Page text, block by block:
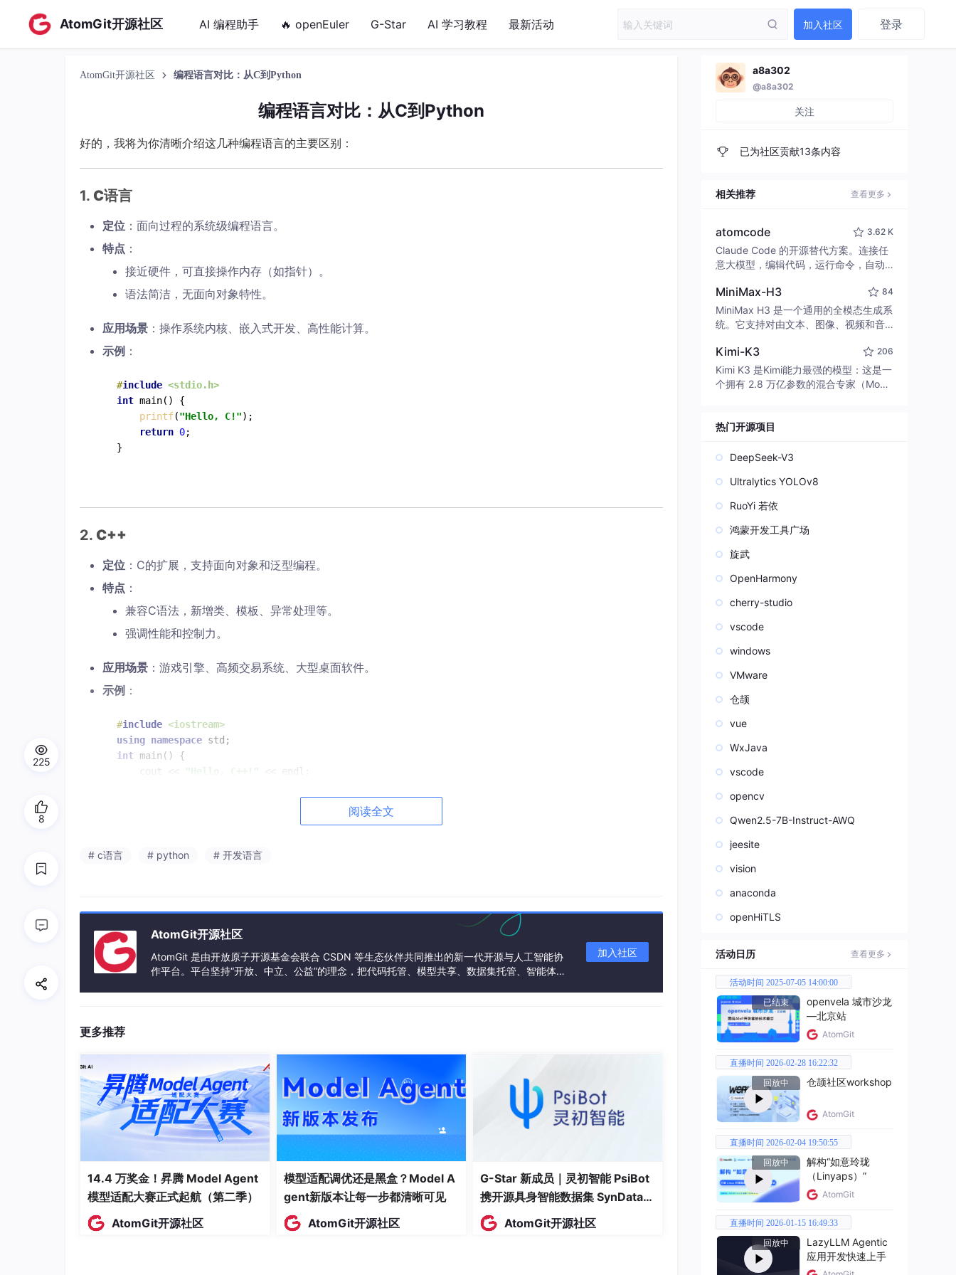
AtomGit开源社区 AI 编程助手 🔥 openEuler G-Star AI 学习教程 最新活动 加入社区 登录
AtomGit开源社区 编程语言对比：从C到Python
编程语言对比：从C到Python
好的，我将为你清晰介绍这几种编程语言的主要区别：
1. C语言
定位 ：面向过程的系统级编程语言。
特点 ：
接近硬件，可直接操作内存（如指针）。
语法简洁，无面向对象特性。
应用场景 ：操作系统内核、嵌入式开发、高性能计算。
示例 ：
#include <stdio.h>
int main()
{
printf("Hello, C!");
return 0;
2. C++
定位 ：C的扩展，支持面向对象和泛型编程。
特点 ：
兼容C语法，新增类、模板、异常处理等。
强调性能和控制力。
应用场景 ：游戏引擎、高频交易系统、大型桌面软件。
示例 ：
#include <iostream>
using namespace
int
main ()
{
    cout <<
"Hello, C++!"
<< endl;
特点：
运行在.NET框架上，支持垃圾回收。
应用场景
using
class Program {
static void Main() {
Console.WriteLine("Hello, C#!");
    }
阅读全文
# c语言 # python # 开发语言
AtomGit开源社区
AtomGit 是由开放原子开源基金会联合 CSDN 等生态伙伴共同推出的新一代开源与人工智能协
作平台。平台坚持“开放、中立、公益”的理念，把代码托管、模型共享、数据集托管、智能体开
加入社区
更多推荐
14.4 万奖金！昇腾 Model Agent
模型适配大赛正式起航（第二季）
AtomGit开源社区
模型适配调优还是黑盒？Model A
gent新版本让每一步都清晰可见
AtomGit开源社区
G-Star 新成员｜灵初智能 PsiBot
携开源具身智能数据集 SynData
入驻 AtomGit
AtomGit开源社区
225
8
a8a302
@a8a302
关注
已为社区贡献13条内容
相关推荐 查看更多
atomcode 3.62 K
Claude Code 的开源替代方案。连接任
意大模型，编辑代码，运行命令，自动
致性能。 ｜ An open-source alternativ
e to Claude Code. Connect any LLM,
edit code, run commands, and verify
MiniMax-H3 84
MiniMax H3 是一个通用的全模态生成系
统。它支持对由文本、图像、视频和音
并能生成分辨率高达 2K、时长可达 15
秒的带原生立体声音频的视频。得益于
面向任务泛化的系统设计，H3 在预训练
模态指令。
Kimi-K3 206
Kimi K3 是Kimi能力最强的模型：这是一
个拥有 2.8 万亿参数的混合专家（Mo
热门开源项目
DeepSeek-V3
Ultralytics YOLOv8
RuoYi 若依
鸿蒙开发工具广场
旋武
OpenHarmony
cherry-studio
vscode
windows
VMware
仓颉
vue
WxJava
vscode
opencv
Qwen2.5-7B-Instruct-AWQ
jeesite
vision
anaconda
openHiTLS
活动日历 查看更多
活动时间 2025-07-05 14:00:00
已结束
openvela 城市沙龙
—北京站
AtomGit
直播时间 2026-02-28 16:22:32
回放中
仓颉社区workshop
AtomGit
直播时间 2026-02-04 19:50:55
回放中
解构“如意玲珑
（Linyaps）”
AtomGit
直播时间 2026-01-15 16:49:33
回放中
LazyLLM Agentic
应用开发快速上手